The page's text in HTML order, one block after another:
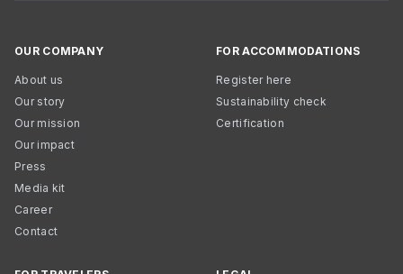
OUR COMPANY
About us
Our story
Our mission
Our impact
Press
Media kit
Career
Contact
FOR ACCOMMODATIONS
Register here
Sustainability check
Certification